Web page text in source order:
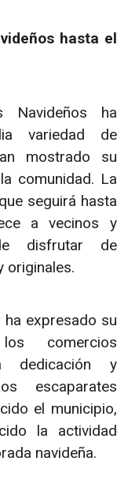
hasta el
Navideños ha
variedad de
mostrado su
comunidad. La
seguirá hasta
a vecinos y
disfrutar de
originales.
ha expresado su
comercios
dedicación y
escaparates
el municipio,
la actividad
navideña.